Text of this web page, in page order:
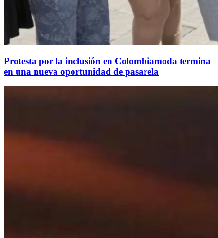
Protesta por la inclusión en Colombiamoda termina
en una nueva oportunidad de pasarela